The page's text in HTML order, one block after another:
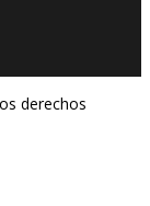
derechos